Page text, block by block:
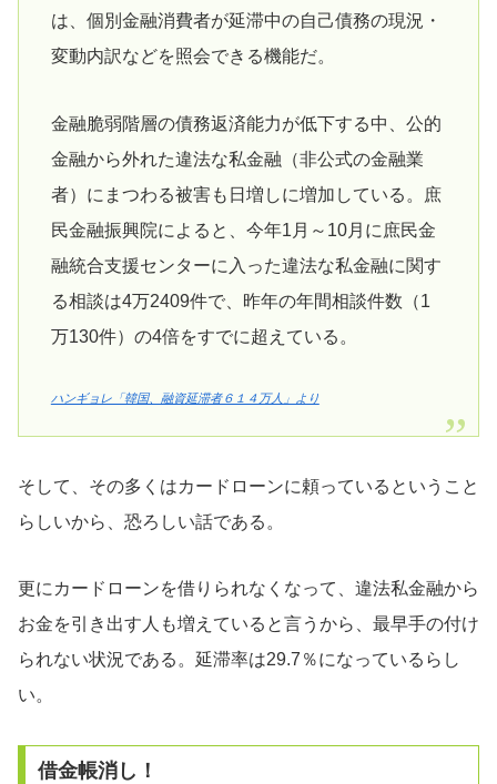
は、個別金融消費者が延滞中の自己債務の現況・
変動内訳などを照会できる機能だ。
金融脆弱階層の債務返済能力が低下する中、公的
金融から外れた違法な私金融（非公式の金融業
者）にまつわる被害も日増しに増加している。庶
民金融振興院によると、今年1月～10月に庶民金
融統合支援センターに入った違法な私金融に関す
る相談は4万2409件で、昨年の年間相談件数（1
万130件）の4倍をすでに超えている。
ハンギョレ「韓国、融資延滞者６１４万人」より
そして、その多くはカードローンに頼っているということ
らしいから、恐ろしい話である。
更にカードローンを借りられなくなって、違法私金融から
お金を引き出す人も増えていると言うから、最早手の付け
られない状況である。延滞率は29.7％になっているらし
い。
借金帳消し！